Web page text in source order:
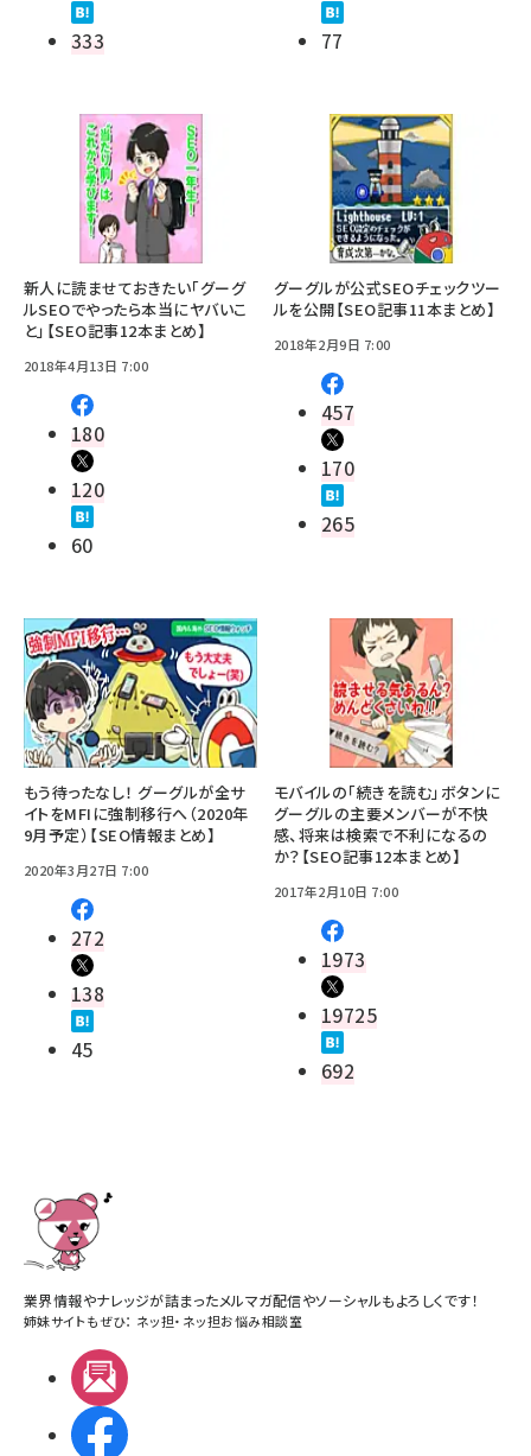
333
77
新人に読ませておきたい「グーグ
ルSEOでやったら本当にヤバいこ
と」【SEO記事12本まとめ】
2018年4月13日 7:00
180
120
60
グーグルが公式SEOチェックツー
ルを公開【SEO記事11本まとめ】
2018年2月9日 7:00
457
170
265
もう待ったなし！ グーグルが全サ
イトをMFIに強制移行へ（2020年
9月予定）【SEO情報まとめ】
2020年3月27日 7:00
272
138
45
モバイルの「続きを読む」ボタンに
グーグルの主要メンバーが不快
感、将来は検索で不利になるの
か？【SEO記事12本まとめ】
2017年2月10日 7:00
1973
19725
692
業界情報やナレッジが詰まったメルマガ配信やソーシャルもよろしくです！
姉妹サイトもぜひ： ネッ担・ ネッ担お悩み相談室